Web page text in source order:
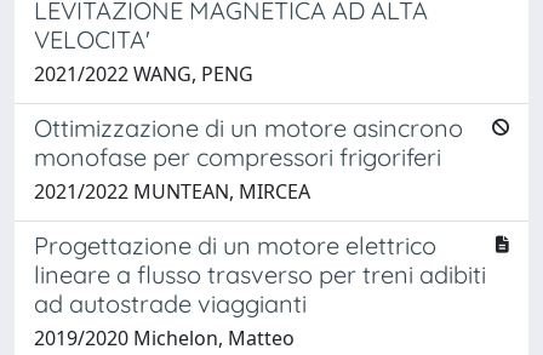
LEVITAZIONE MAGNETICA AD ALTA
VELOCITA'
2021/2022 WANG, PENG
Ottimizzazione di un motore asincrono
monofase per compressori frigoriferi
2021/2022 MUNTEAN, MIRCEA
Progettazione di un motore elettrico
lineare a flusso trasverso per treni adibiti
ad autostrade viaggianti
2019/2020 Michelon, Matteo